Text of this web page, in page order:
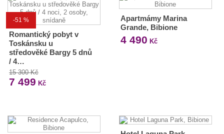
-51 %
Romantický pobyt v
Toskánsku u
středověké Bargy 5 dnů
/ 4…
15 300 Kč
7 499 Kč
Apartmámy Marina
Grande, Bibione
4 490 Kč